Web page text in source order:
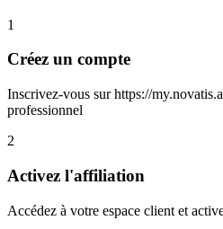
1
Créez un compte
Inscrivez-vous sur https://
professionnel
2
Activez l'affiliation
Accédez à votre espace client et